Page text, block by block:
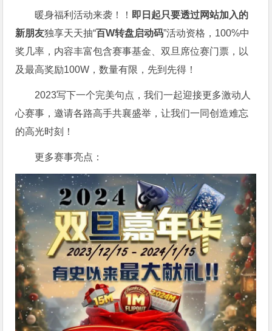
暖身福利活动来袭！！ 即日起只要透过网站加入的
新朋友独享天天抽“百W转盘启动码”活动资格，100%中
奖几率，内容丰富包含赛事基金、双旦席位赛门票，以
及最高奖励100W，数量有限，先到先得！
2023写下一个完美句点，我们一起迎接更多激动人
心赛事，邀请各路高手共襄盛举，让我们一同创造难忘
的高光时刻！
更多赛事亮点：